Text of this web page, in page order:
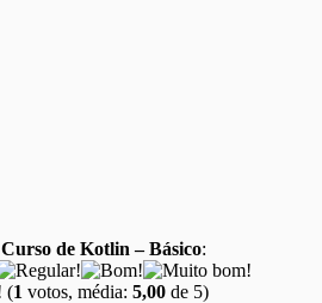
Curso de Kotlin – Básico:
(1 votos, média: 5,00 de 5)